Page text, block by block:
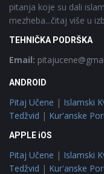
pitanja koje su dali
mezheba...čitaj više u
TEHNIČKA PODRŠKA
Email:
ANDROID
Pitaj Učene | Islamski
Tedžvid | Kur'anske
APPLE iOS
Pitaj Učene | Islamski
Tedžvid | Kur'anske